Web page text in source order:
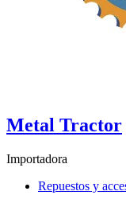
Metal Tractor
Importadora
Repuestos y